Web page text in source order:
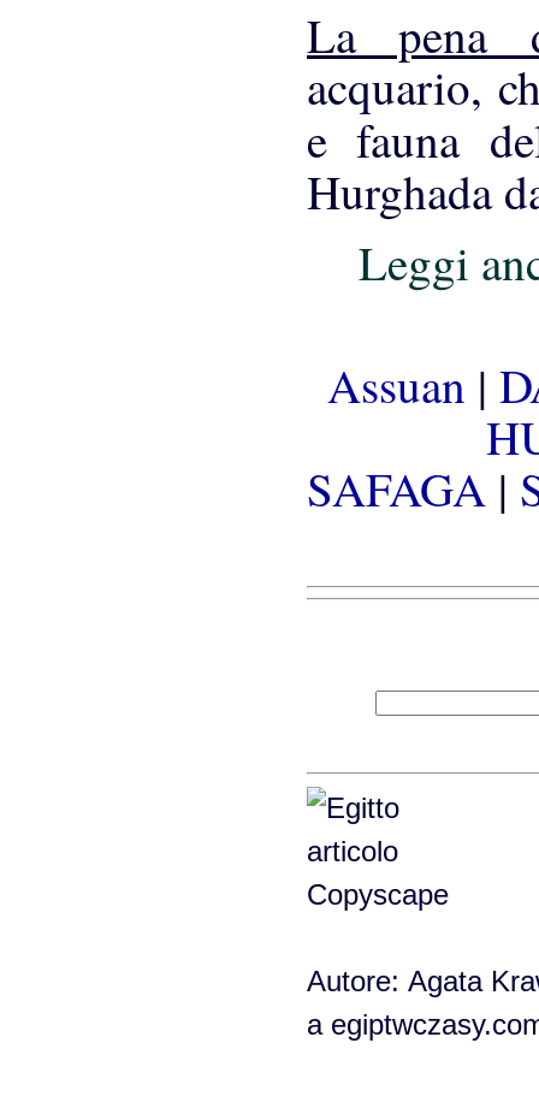
La pena
acquario,
e fauna
Hurghada
Leggi
Assuan |
SAFAGA |
Autore: Agata
a